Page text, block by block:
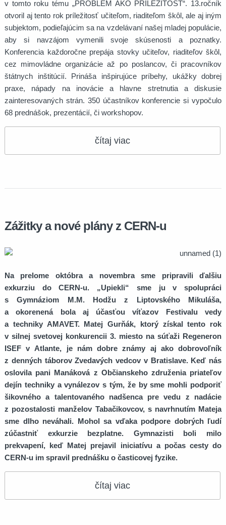
v tomto roku tému „PROBLÉM AKO PRÍLEŽITOSŤ“. 13.ročník
otvoril aj tento rok príležitosť učiteľom, riaditeľom škôl, ale aj iným
subjektom, podieľajúcim sa na vzdelávaní našej mladej populácie,
aby si navzájom vymenili svoje skúsenosti a poznatky.
Konferencia každoročne prepája stovky učiteľov, riaditeľov škôl,
cez mimovládne organizácie až po poslancov, či pracovníkov
štátnych inštitúcií. Prináša inšpirujúce príbehy, ukážky dobrej
praxe, nápady na inovácie a hlavne stretnutia a diskusie
zainteresovaných strán. 350 účastníkov konferencie si vypočulo
68 prednášok, prezentácií, či workshopov.
čítaj viac
Zážitky a nové plány z CERN-u
Na prelome októbra a novembra sme pripravili ďalšiu
exkurziu do CERN-u. „Upiekli“ sme ju v spolupráci
s Gymnáziom M.M. Hodžu z Liptovského Mikuláša,
a okorenená bola aj účasťou víťazov Festivalu vedy
a techniky AMAVET. Matej Gurňák, ktorý získal tento rok
v silnej svetovej konkurencii 3. miesto na súťaži Regeneron
ISEF v Atlante, je nám dobre známy aj ako dobrovoľník
z denných táborov Zvedavých vedcov v Bratislave. Keď nás
oslovila pani Manáková z Občianskeho združenia priateľov
dejín techniky a vynálezov s tým, že by sme mohli podporiť
šikovného a talentovaného nadšenca pre vedu z nadácie
z pozostalosti manželov Tabačikovcov, s navrhnutím Mateja
sme dlho neváhali. Mohol sa vďaka podpore dobrých ľudí
zúčastniť exkurzie bezplatne. Gymnazisti boli milo
prekvapení, keď Matej prejavil iniciatívu a počas cesty do
CERN-u im spravil prednášku o časticovej fyzike.
čítaj viac